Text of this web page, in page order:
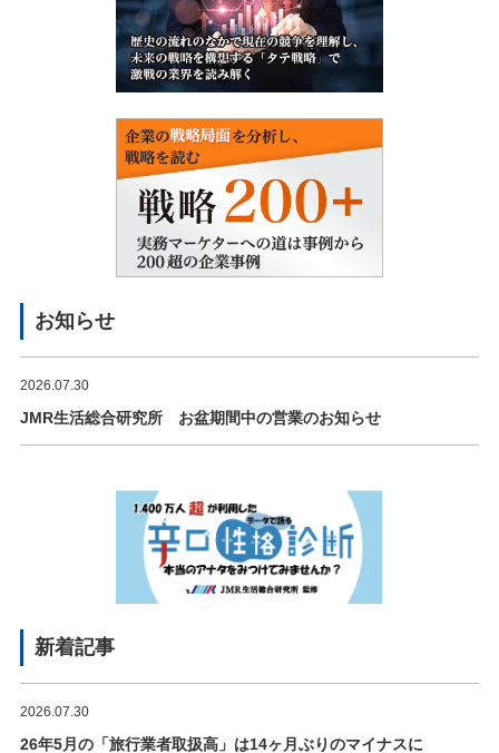
お知らせ
2026.07.30
JMR生活総合研究所 お盆期間中の営業のお知らせ
新着記事
2026.07.30
26年5月の「旅行業者取扱高」は14ヶ月ぶりのマイナスに